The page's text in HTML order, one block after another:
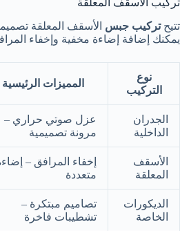
تركيب الأسقف المعلقة
تتيحتركيب جبس الأسقف المعلقة
يمكنك إضافة إضاءة مخفية وإخفاء
نوع
التركيب
المميزات الرئيسية
الجدران
الداخلية
عزل صوتي حراري –
مرونة تصميمية
الأسقف
المعلقة
إخفاء المرافق –
متعددة
الديكورات
الخاصة
تصاميم مبتكرة –
تشطيبات فاخرة